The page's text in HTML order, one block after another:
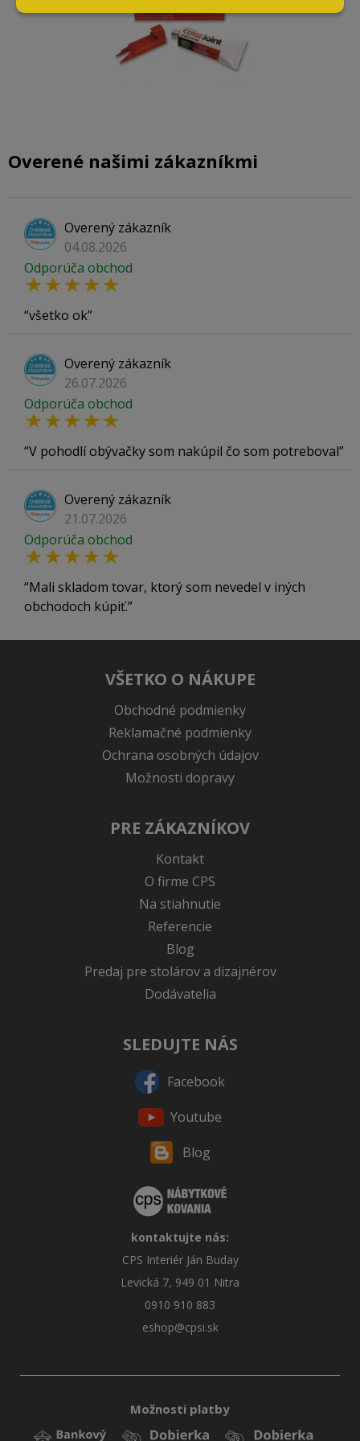
Overené našimi zákazníkmi
Overený zákazník
04.08.2026
Odporúča obchod
všetko ok
Overený zákazník
26.07.2026
Odporúča obchod
V pohodlí obývačky som nakúpil čo som potreboval
Overený zákazník
21.07.2026
Odporúča obchod
Mali skladom tovar, ktorý som nevedel v iných
obchodoch kúpiť.
VŠETKO O NÁKUPE
Obchodné podmienky
Reklamačné podmienky
Ochrana osobných údajov
Možnosti dopravy
PRE ZÁKAZNÍKOV
Kontakt
O firme CPS
Na stiahnutie
Referencie
Blog
Predaj pre stolárov a dizajnérov
Dodávatelia
SLEDUJTE NÁS
Facebook
Youtube
Blog
kontaktujte nás:
CPS Interiér Ján Buday
Levická 7, 949 01 Nitra
0910 910 883
eshop@cpsi.sk
Možnosti platby